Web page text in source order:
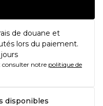
de douane et
lors du paiement.
consulter notre politique de
disponibles